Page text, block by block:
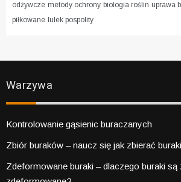
odżywcze metody ochrony biologia roślin uprawa
piłkowane lulek pospolity
Warzywa
Kontrolowanie gąsienic buraczanych
Zbiór buraków – naucz się jak zbierać buraki
Zdeformowane buraki – dlaczego buraki są